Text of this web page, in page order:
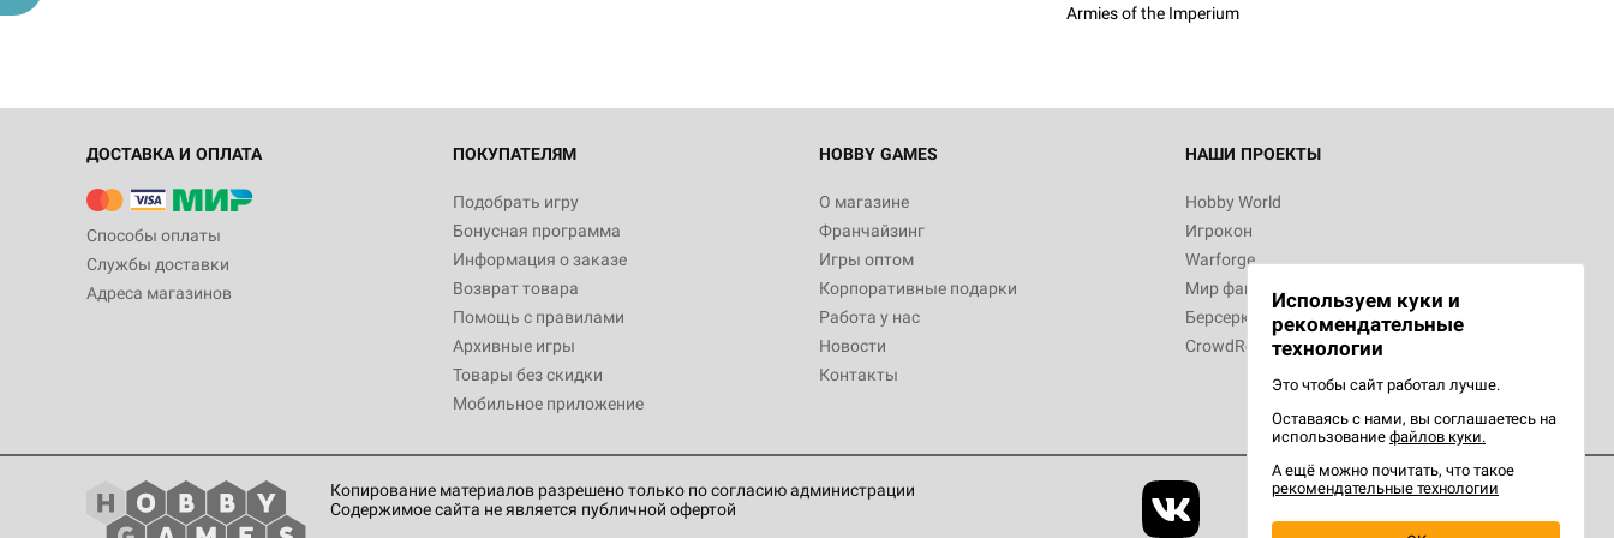
Armies of the Imperium
ДОСТАВКА И ОПЛАТА
Способы оплаты
Службы доставки
Адреса магазинов
ПОКУПАТЕЛЯМ
Подобрать игру
Бонусная программа
Информация о заказе
Возврат товара
Помощь с правилами
Архивные игры
Товары без скидки
Мобильное приложение
HOBBY GAMES
О магазине
Франчайзинг
Игры оптом
Корпоративные подарки
Работа у нас
Новости
Контакты
НАШИ ПРОЕКТЫ
Hobby World
Игрокон
Warforge
Мир фантастики
Берсерк
CrowdRepublic
Копирование материалов разрешено только по согласию администрации
Содержимое сайта не является публичной офертой
Используем куки и
рекомендательные
технологии
Это чтобы сайт работал лучше.
Оставаясь с нами, вы соглашаетесь на
использование файлов куки.
А ещё можно почитать, что такое
рекомендательные технологии
Белая смерть
12 990
Настольная игра Hobby World Ужас
3 490